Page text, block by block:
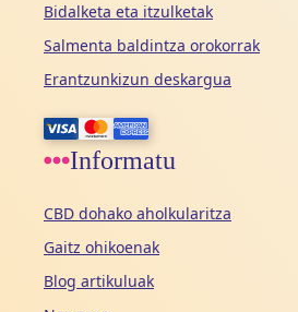
Bidalketa eta itzulketak
Salmenta baldintza orokorrak
Erantzunkizun deskargua
Informatu
CBD dohako aholkularitza
Gaitz ohikoenak
Blog artikuluak